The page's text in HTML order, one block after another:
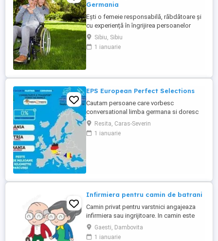
Germania
Ești o femeie responsabilă, răbdătoare și
cu experiență în îngrijirea persoanelor
vârstnice? Avem oportunități excelente de
lucru în Germania (îngrijire la domiciliu)!
Prin firma noastră ai oportunități excelente
Sibiu, Sibiu
1 ianuarie
EPS European Perfect Selections
Cautam persoane care vorbesc
conversational limba germana si doresc
sa lucreze in Austria si Germania. NU SE
PERCEPE COMISION Salariul este atractiv!
Va rugam sa ne contactati pentru detalii.
Resita, Caras-Severin
1 ianuarie
Infirmiera pentru camin de batrani
Camin privat pentru varstnici angajeaza
infirmiera sau ingrijitoare. In camin este
personal medical 24 7. Asiguram mesele.
Mai multe detalii, la telefon.
Gaesti, Dambovita
1 ianuarie